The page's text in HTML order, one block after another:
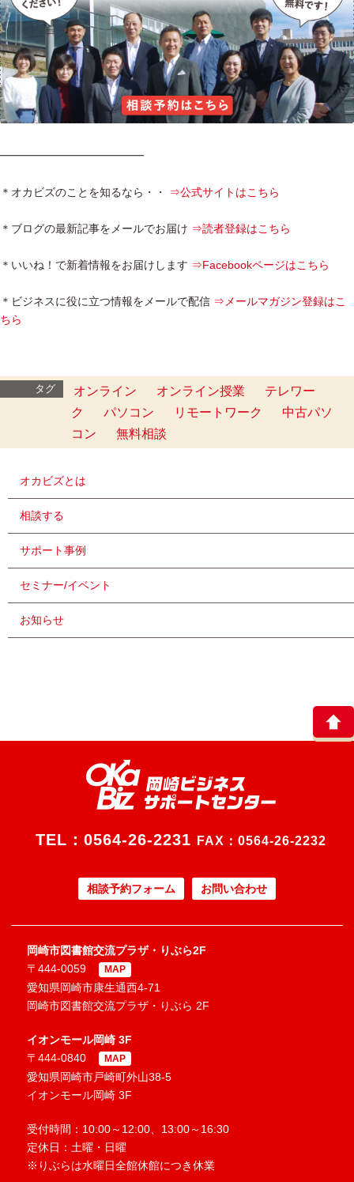
━━━━━━━━━━━━━
＊オカビズのことを知るなら・・ ⇒公式サイトはこちら
＊ブログの最新記事をメールでお届け ⇒読者登録はこちら
＊いいね！で新着情報をお届けします ⇒Facebookページはこちら
＊ビジネスに役に立つ情報をメールで配信 ⇒メールマガジン登録はこ
ちら
タグ オンライン オンライン授業
テレワー
ク
パソコン リモートワーク
中古パソ
コン
無料相談
オカビズとは
相談する
サポート事例
セミナー/イベント
お知らせ
TEL： 0564-26-2231 FAX：0564-26-2232
相談予約フォーム お問い合わせ
岡崎市図書館交流プラザ・りぶら2F
〒444-0059
MAP
愛知県岡崎市康生通西4-71
岡崎市図書館交流プラザ・りぶら 2F
イオンモール岡崎 3F
〒444-0840
MAP
愛知県岡崎市戸崎町外山38-5
イオンモール岡崎 3F
受付時間：10:00～12:00、13:00～16:30
定休日：土曜・日曜
※りぶらは水曜日全館休館につき休業